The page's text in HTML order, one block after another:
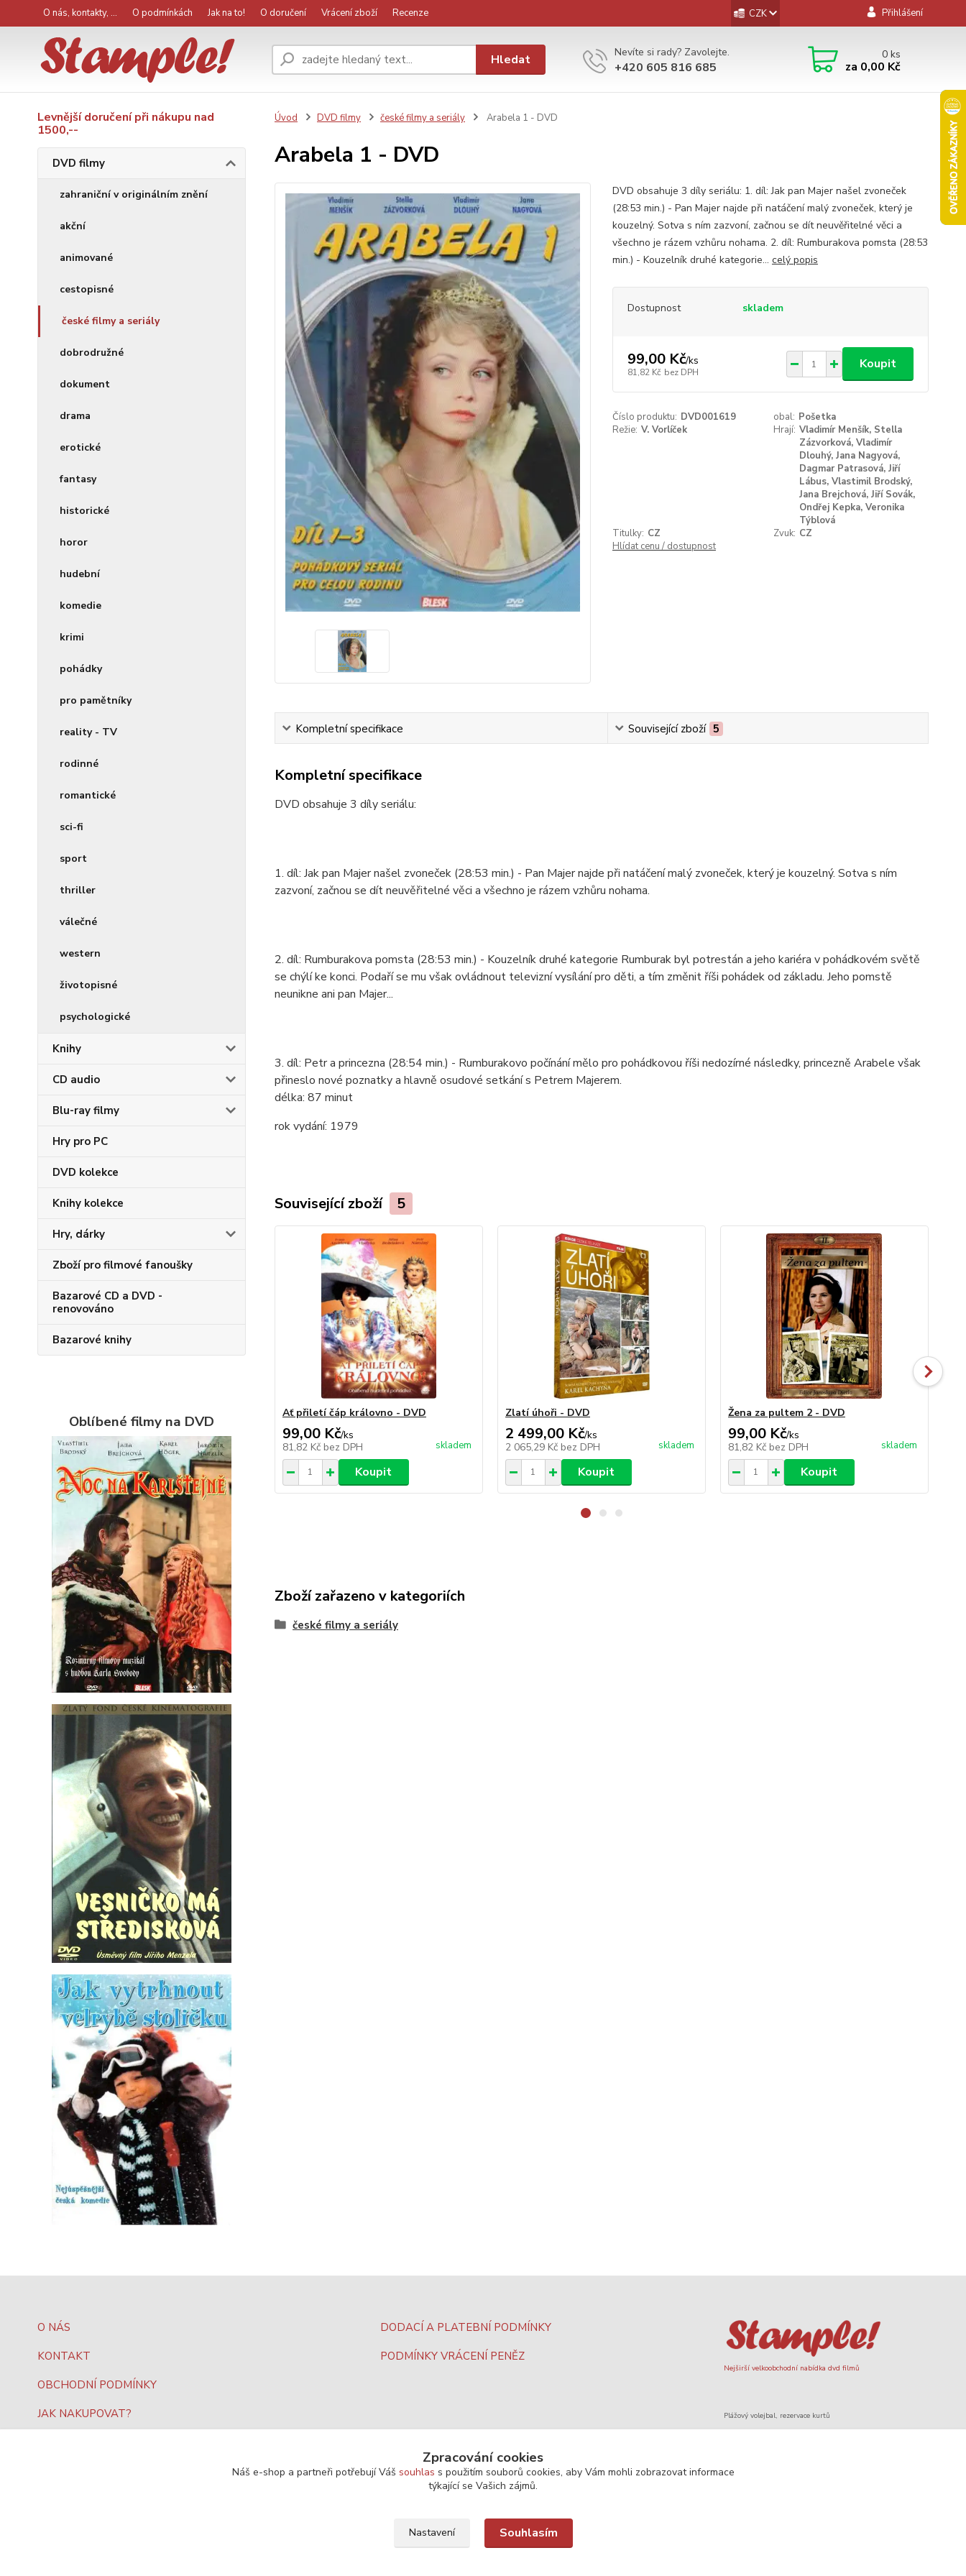
O nás, kontakty, ... O podmínkách Jak na to! O doručení Vrácení zboží Recenze CZK Přihlášení
Hledat Nevíte si rady? Zavolejte.
+420 605 816 685
0ks
za 0,00 Kč
Levnější doručení při nákupu nad
1500,--
DVD filmy
zahraniční v originálním znění
akční
animované
cestopisné
české filmy a seriály
dobrodružné
dokument
drama
erotické
fantasy
historické
horor
hudební
komedie
krimi
pohádky
pro pamětníky
reality - TV
rodinné
romantické
sci-fi
sport
thriller
válečné
western
životopisné
psychologické
Knihy
CD audio
Blu-ray filmy
Hry pro PC
DVD kolekce
Knihy kolekce
Hry, dárky
Zboží pro filmové fanoušky
Bazarové CD a DVD -
renovováno
Bazarové knihy
Oblíbené filmy na DVD
Úvod DVD filmy české filmy a seriály Arabela 1 - DVD
Arabela 1 - DVD
DVD obsahuje 3 díly seriálu: 1. díl: Jak pan Majer našel zvoneček
(28:53 min.) - Pan Majer najde při natáčení malý zvoneček, který je
kouzelný. Sotva s ním zazvoní, začnou se dít neuvěřitelné věci a
všechno je rázem vzhůru nohama. 2. díl: Rumburakova pomsta (28:53
min.) - Kouzelník druhé kategorie... celý popis
Dostupnost skladem
99,00 Kč/ks
81,82 Kč bez DPH
Koupit
Číslo produktu: DVD001619 obal: Pošetka
Režie: V. Vorlíček Hrají: Vladimír Menšík, Stella
Zázvorková, Vladimír
Dlouhý, Jana Nagyová,
Dagmar Patrasová, Jiří
Lábus, Vlastimil Brodský,
Jana Brejchová, Jiří Sovák,
Ondřej Kepka, Veronika
Týblová
Titulky: CZ Zvuk: CZ
Hlídat cenu / dostupnost
Kompletní specifikace Související zboží 5
Kompletní specifikace
DVD obsahuje 3 díly seriálu:
1. díl: Jak pan Majer našel zvoneček (28:53 min.) - Pan Majer najde při natáčení malý zvoneček, který je kouzelný. Sotva s ním
zazvoní, začnou se dít neuvěřitelné věci a všechno je rázem vzhůru nohama.
2. díl: Rumburakova pomsta (28:53 min.) - Kouzelník druhé kategorie Rumburak byl potrestán a jeho kariéra v pohádkovém světě
se chýlí ke konci. Podaří se mu však ovládnout televizní vysílání pro děti, a tím změnit říši pohádek od základu. Jeho pomstě
neunikne ani pan Majer...
3. díl: Petr a princezna (28:54 min.) - Rumburakovo počínání mělo pro pohádkovou říši nedozírné následky, princezně Arabele však
přineslo nové poznatky a hlavně osudové setkání s Petrem Majerem.
délka: 87 minut
rok vydání: 1979
Související zboží 5
Ať přiletí čáp královno - DVD
99,00 Kč/ks
81,82 Kč bez DPH skladem
Koupit
Zlatí úhoři - DVD
2 499,00 Kč/ks
2 065,29 Kč bez DPH skladem
Koupit
Žena za pultem 2 - DVD
99,00 Kč/ks
81,82 Kč bez DPH skladem
Koupit
Zboží zařazeno v kategoriích
české filmy a seriály
O NÁS
KONTAKT
OBCHODNÍ PODMÍNKY
JAK NAKUPOVAT?
DODACÍ A PLATEBNÍ PODMÍNKY
PODMÍNKY VRÁCENÍ PENĚZ
Nejširší velkoobchodní nabídka dvd filmů
Plážový volejbal, rezervace kurtů
Zpracování cookies
Náš e-shop a partneři potřebují Váš souhlas s použitím souborů cookies, aby Vám mohli zobrazovat informace
týkající se Vašich zájmů.
Nastavení Souhlasím